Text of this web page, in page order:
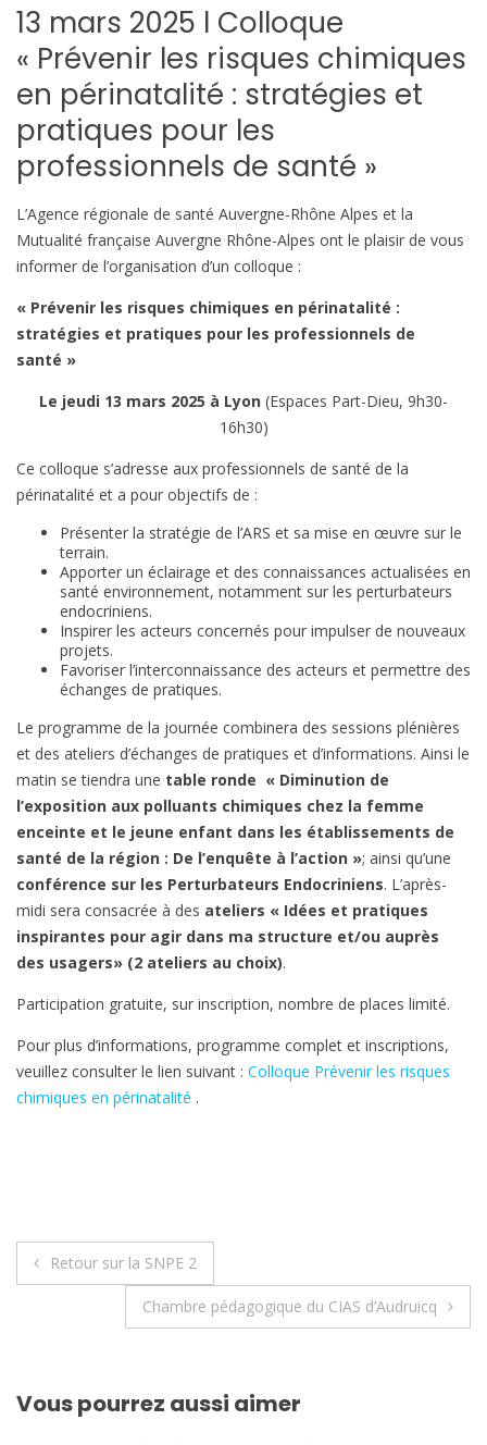
13 mars 2025 l Colloque
« Prévenir les risques chimiques
en périnatalité : stratégies et
pratiques pour les
professionnels de santé »
L’Agence régionale de santé Auvergne-Rhône Alpes et la
Mutualité française Auvergne Rhône-Alpes ont le plaisir de vous
informer de l’organisation d’un colloque :
« Prévenir les risques chimiques en périnatalité :
stratégies et pratiques pour les professionnels de
santé »
Le jeudi 13 mars 2025 à Lyon (Espaces Part-Dieu, 9h30-
16h30)
Ce colloque s’adresse aux professionnels de santé de la
périnatalité et a pour objectifs de :
Présenter la stratégie de l’ARS et sa mise en œuvre sur le
terrain.
Apporter un éclairage et des connaissances actualisées en
santé environnement, notamment sur les perturbateurs
endocriniens.
Inspirer les acteurs concernés pour impulser de nouveaux
projets.
Favoriser l’interconnaissance des acteurs et permettre des
échanges de pratiques.
Le programme de la journée combinera des sessions plénières
et des ateliers d’échanges de pratiques et d’informations. Ainsi le
matin se tiendra une table ronde « Diminution de
l’exposition aux polluants chimiques chez la femme
enceinte et le jeune enfant dans les établissements de
santé de la région : De l’enquête à l’action »; ainsi qu’une
conférence sur les Perturbateurs Endocriniens. L’après-
midi sera consacrée à des ateliers « Idées et pratiques
inspirantes pour agir dans ma structure et/ou auprès
des usagers» (2 ateliers au choix).
Participation gratuite, sur inscription, nombre de places limité.
Pour plus d’informations, programme complet et inscriptions,
veuillez consulter le lien suivant : Colloque Prévenir les risques
chimiques en périnatalité .
Navigation
Retour sur la SNPE 2
Chambre pédagogique du CIAS d’Audruicq
Vous pourrez aussi aimer